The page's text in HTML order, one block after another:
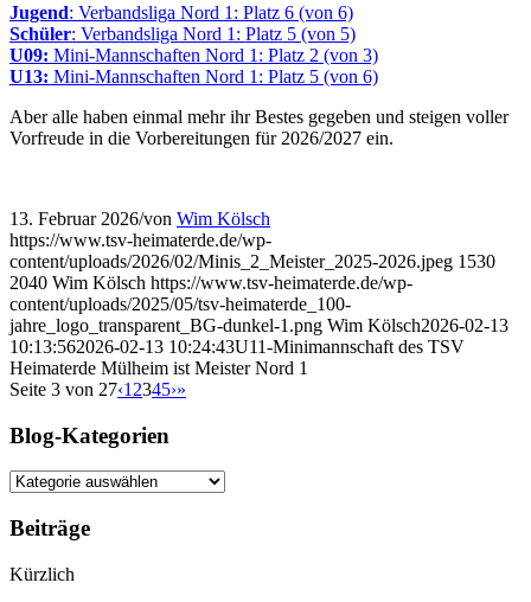
Jugend: Verbandsliga Nord 1: Platz 6 (von 6)
Schüler: Verbandsliga Nord 1: Platz 5 (von 5)
U09: Mini-Mannschaften Nord 1: Platz 2 (von 3)
U13: Mini-Mannschaften Nord 1: Platz 5 (von 6)
Aber alle haben einmal mehr ihr Bestes gegeben und steigen voller
Vorfreude in die Vorbereitungen für 2026/2027 ein.
13. Februar 2026/von Wim Kölsch
https://www.tsv-heimaterde.de/wp-
content/uploads/2026/02/Minis_2_Meister_2025-2026.jpeg 1530
2040 Wim Kölsch https://www.tsv-heimaterde.de/wp-
content/uploads/2025/05/tsv-heimaterde_100-
jahre_logo_transparent_BG-dunkel-1.png Wim Kölsch2026-02-13
10:13:562026-02-13 10:24:43U11-Minimannschaft des TSV
Heimaterde Mülheim ist Meister Nord 1
Seite 3 von 27‹1 2345›»
Blog-Kategorien
Blog-
Beiträge
Kürzlich